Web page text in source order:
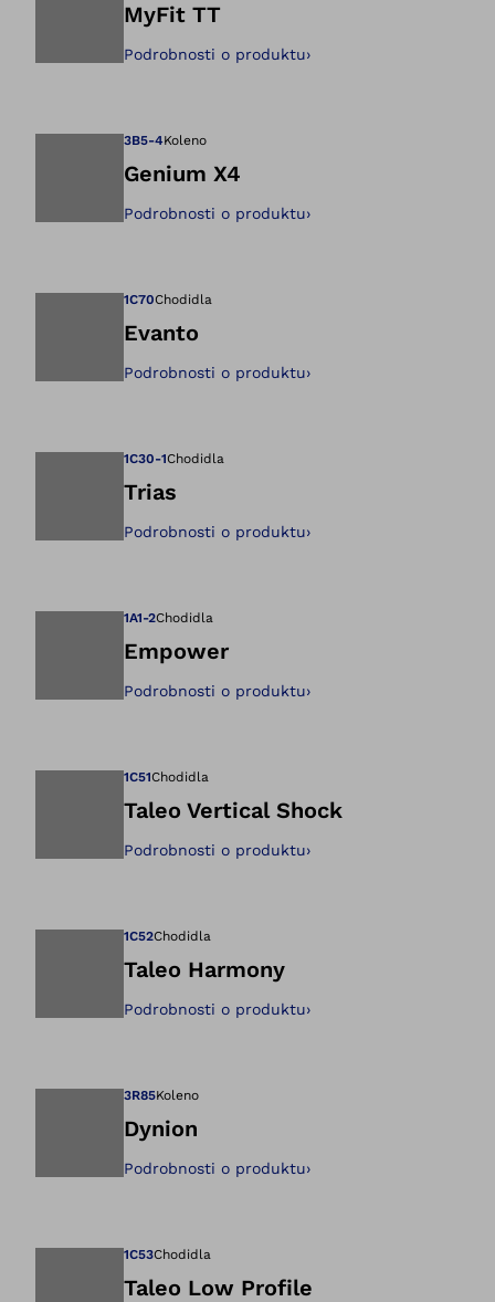
MyFit TT
Podrobnosti o produktu›
3B5-4Koleno
Genium X4
Podrobnosti o produktu›
1C70Chodidla
Evanto
Podrobnosti o produktu›
1C30-1Chodidla
Trias
Podrobnosti o produktu›
1A1-2Chodidla
Empower
Podrobnosti o produktu›
1C51Chodidla
Taleo Vertical Shock
Podrobnosti o produktu›
1C52Chodidla
Taleo Harmony
Podrobnosti o produktu›
3R85Koleno
Dynion
Podrobnosti o produktu›
1C53Chodidla
Taleo Low Profile